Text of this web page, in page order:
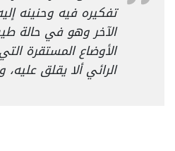
تفكيره فيه وحنينه
الآخر وهو في حالة
الأوضاع المستقرة
الرائي ألا يقلق عليه،